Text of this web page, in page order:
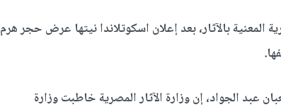
بالآثار، بعد إعلان اسكوتلاندا نيتها عرض حجر هرم
عبد الجواد، إن وزارة الآثار المصرية خاطبت وزارة